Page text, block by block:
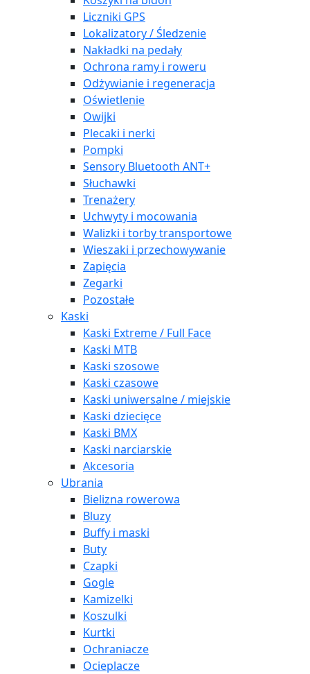
Liczniki GPS
Lokalizatory / Śledzenie
Nakładki na pedały
Ochrona ramy i roweru
Odżywianie i regeneracja
Oświetlenie
Owijki
Plecaki i nerki
Pompki
Sensory Bluetooth ANT+
Słuchawki
Trenażery
Uchwyty i mocowania
Walizki i torby transportowe
Wieszaki i przechowywanie
Zapięcia
Zegarki
Pozostałe
Kaski
Kaski Extreme / Full Face
Kaski MTB
Kaski szosowe
Kaski czasowe
Kaski uniwersalne / miejskie
Kaski dziecięce
Kaski BMX
Kaski narciarskie
Akcesoria
Ubrania
Bielizna rowerowa
Bluzy
Buffy i maski
Buty
Czapki
Gogle
Kamizelki
Koszulki
Kurtki
Ochraniacze
Ocieplacze